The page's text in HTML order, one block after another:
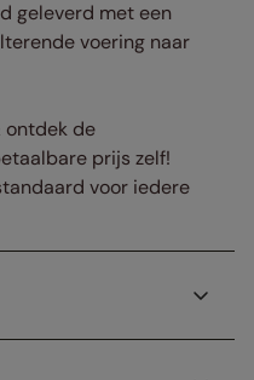
geleverd met een
voering naar
ontdek de
prijs zelf!
voor iedere